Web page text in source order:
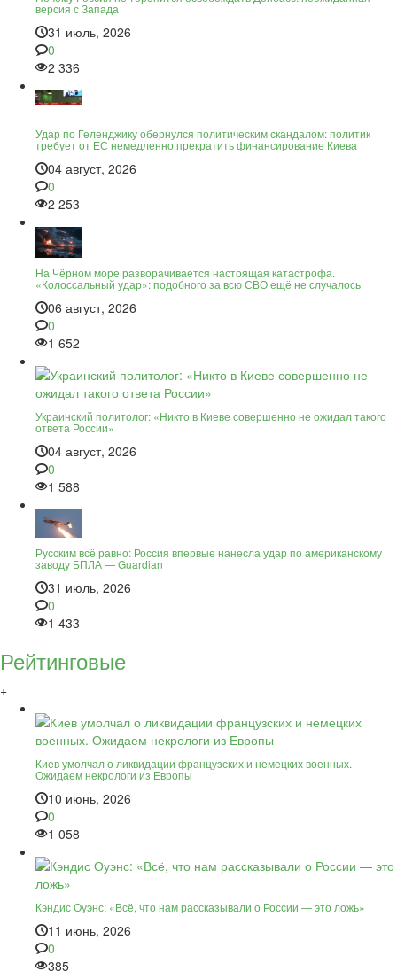
версия с Запада
31 июль, 2026
0
2 336
Удар по Геленджику обернулся политическим скандалом: политик
требует от ЕС немедленно прекратить финансирование Киева
04 август, 2026
0
2 253
На Чёрном море разворачивается настоящая катастрофа.
«Колоссальный удар»: подобного за всю СВО ещё не случалось
06 август, 2026
0
1 652
Украинский политолог: «Никто в Киеве совершенно не ожидал такого
ответа России»
04 август, 2026
0
1 588
Русским всё равно: Россия впервые нанесла удар по американскому
заводу БПЛА — Guardian
31 июль, 2026
0
1 433
Рейтинговые
+
Киев умолчал о ликвидации французских и немецких военных.
Ожидаем некрологи из Европы
10 июнь, 2026
0
1 058
Кэндис Оуэнс: «Всё, что нам рассказывали о России — это ложь»
11 июнь, 2026
0
385